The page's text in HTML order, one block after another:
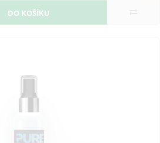
DO KOŠÍKU